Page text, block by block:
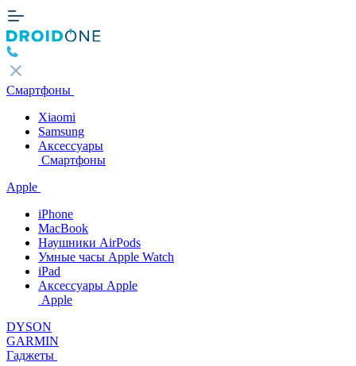
Смартфоны
Xiaomi
Samsung
Аксессуары
Смартфоны
Apple
iPhone
MacBook
Наушники AirPods
Умные часы Apple Watch
iPad
Аксессуары Apple
Apple
DYSON
GARMIN
Гаджеты